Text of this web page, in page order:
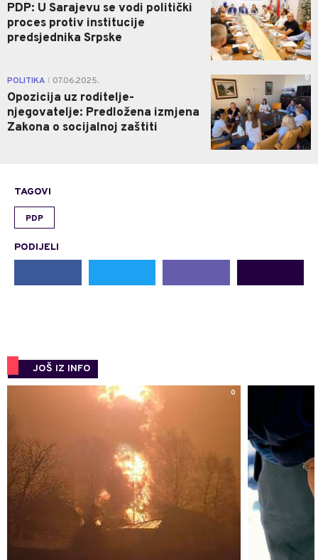
PDP: U Sarajevu se vodi politički
proces protiv institucije
predsjednika Srpske
POLITIKA 07.06.2025.
Opozicija uz roditelje-
njegovatelje: Predložena izmjena
Zakona o socijalnoj zaštiti
0
TAGOVI
PDP
PODIJELI
JOŠ IZ INFO
0